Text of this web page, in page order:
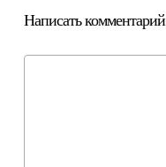
Написать комментарий